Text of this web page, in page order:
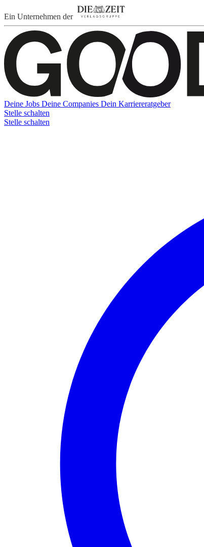
Ein Unternehmen der
Deine Jobs Deine Companies Dein Karriereratgeber
Stelle schalten
Stelle schalten